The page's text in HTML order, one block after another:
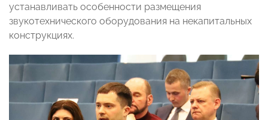
устанавливать особенности размещения
звукотехнического оборудования на некапитальных
конструкциях.